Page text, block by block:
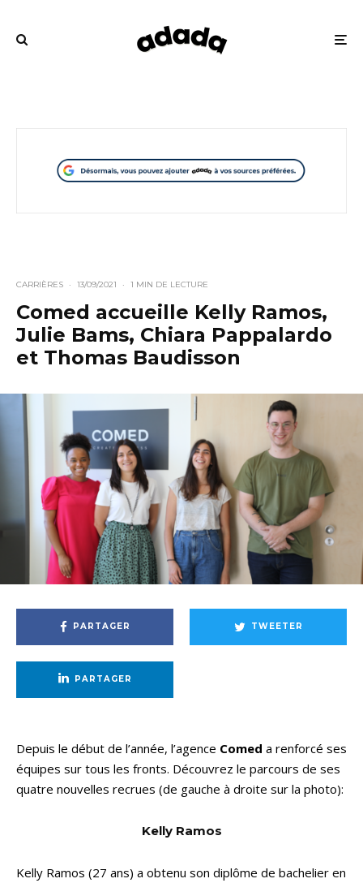
CARRIÈRES · 13/09/2021 · 1 MIN DE LECTURE
Comed accueille Kelly Ramos,
Julie Bams, Chiara Pappalardo
et Thomas Baudisson
PARTAGER TWEETER
PARTAGER
Depuis le début de l’année, l’agence Comed a renforcé ses
équipes sur tous les fronts. Découvrez le parcours de ses
quatre nouvelles recrues (de gauche à droite sur la photo):
Kelly Ramos
Kelly Ramos (27 ans) a obtenu son diplôme de bachelier en